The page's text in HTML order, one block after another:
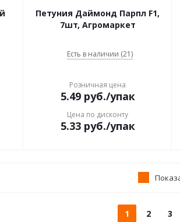
Петуния Даймонд Парпл F1,
7шт, Агромаркет
Есть в наличии (21)
Розничная цена
5.49руб./упак
Цена по дисконту
5.33руб./упак
1 2 3